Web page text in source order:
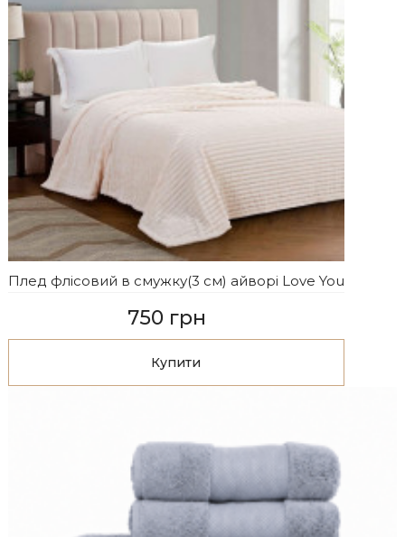
Плед флісовий в смужку(3 см) айворі Love You
750 грн
Купити